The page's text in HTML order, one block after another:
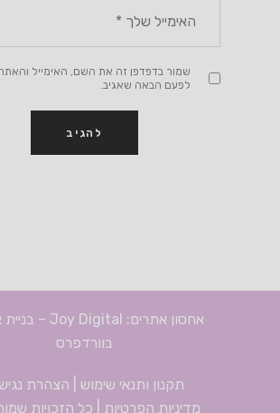
שמור בדפדפן זה את השם, האימייל
לפעם הבאה שאגיב.
אחסון אתרים: Joy Digital –
בוורדפרס
תקנון ותנאי שימוש
הצהרת
מדיניות הפרטיות | כל הזכויות